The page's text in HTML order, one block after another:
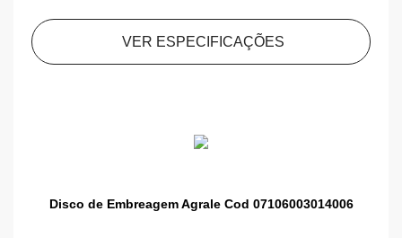
VER ESPECIFICAÇÕES
Disco de Embreagem Agrale Cod 07106003014006